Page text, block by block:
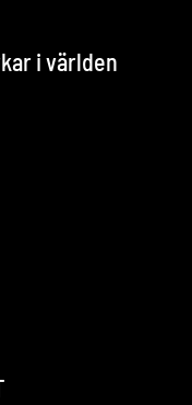
i världen